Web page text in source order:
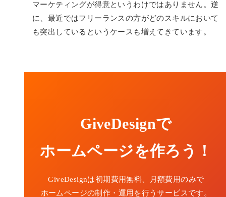
マーケティングが得意というわけではありません。逆
に、最近ではフリーランスの方がどのスキルにおいて
も突出しているというケースも増えてきています。
GiveDesignで
ホームページを作ろう！
GiveDesignは初期費用無料、月額費用のみで
ホームページの制作・運用を行うサービスです。